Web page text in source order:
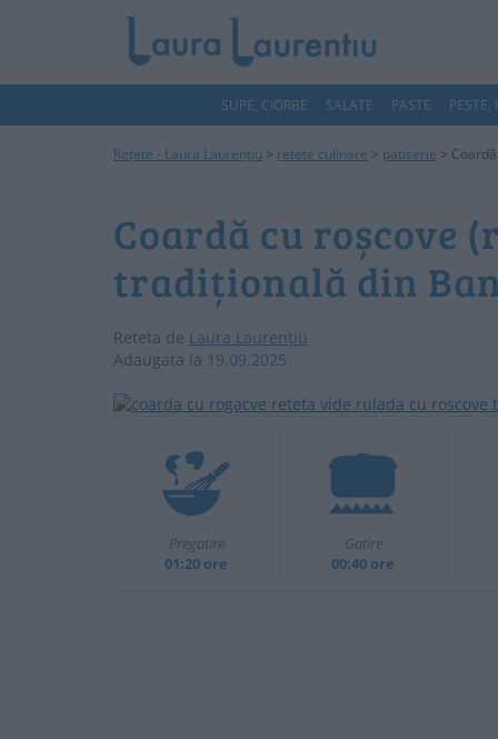
SUPE, CIORBE SALATE PASTE PESTE,
Rețete - Laura Laurențiu > retete culinare > patiserie >
Coardă cu roșcove
tradițională din
Reteta de Laura Laurențiu
Adaugata la 19.09.2025
Pregatire
01:20 ore
Gatire
00:40 ore